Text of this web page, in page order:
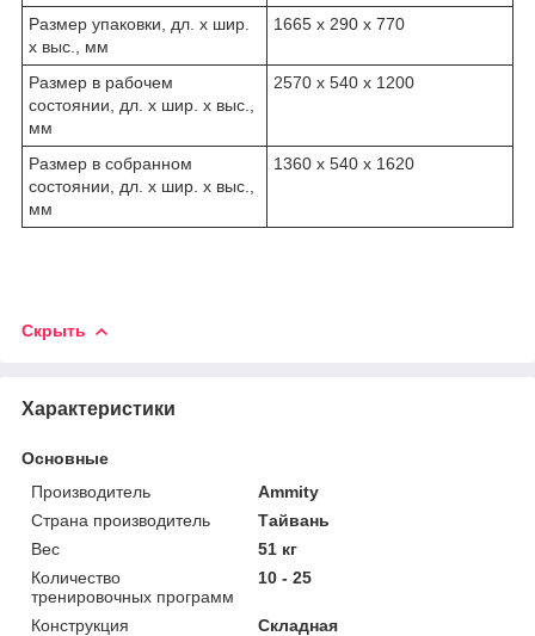
Размер упаковки, дл. х шир.
х выс., мм
1665 x 290 x 770
Размер в рабочем
состоянии, дл. х шир. х выс.,
мм
2570 x 540 x 1200
Размер в собранном
состоянии, дл. х шир. х выс.,
мм
1360 x 540 x 1620
Скрыть
Характеристики
Основные
Производитель
Ammity
Страна производитель
Тайвань
Вес
51 кг
Количество
тренировочных программ
10 - 25
Конструкция
Складная